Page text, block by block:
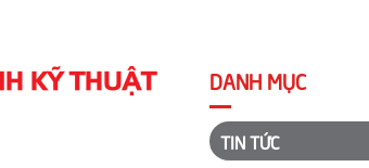
KỸ THUẬT DANH MỤC
TIN TỨC